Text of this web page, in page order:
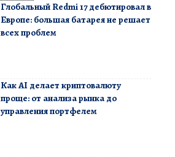
Глобальный Redmi 17 дебютировал в
Европе: большая батарея не решает
всех проблем
Как AI делает криптовалюту
проще: от анализа рынка до
управления портфелем